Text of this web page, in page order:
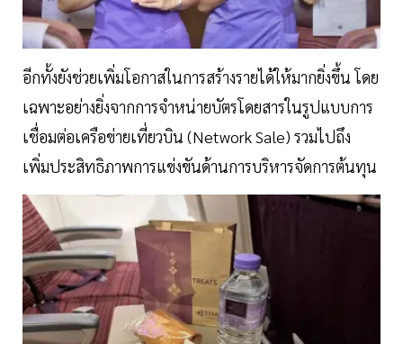
อีกทั้งยังช่วยเพิ่มโอกาสในการสร้างรายได้ให้มากยิ่งขึ้น โดย
เฉพาะอย่างยิ่งจากการจำหน่ายบัตรโดยสารในรูปแบบการ
เชื่อมต่อเครือข่ายเที่ยวบิน (Network Sale) รวมไปถึง
เพิ่มประสิทธิภาพการแข่งขันด้านการบริหารจัดการต้นทุน